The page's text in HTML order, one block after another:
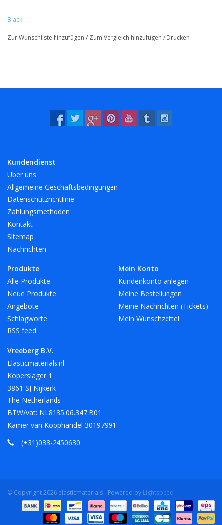
Die Preise verstehen sich exklusive Mehrwertsteuer.
- UV-beständig: Für den Außenbereich geeignet. Dies gilt für alle
Black
Zur Wunschliste hinzufügen / Zum Vergleich hinzufügen / Drucken
Kundendienst
Über uns
Allgemeine Geschäftsbedingungen
Datenschutzrichtlinie
Zahlungsmethoden
Kontakt
Sitemap
Nachrichten
Produkte
Alle Produkte
Neue Produkte
Angebote
Schlagworte
RSS feed
Mein Konto
Kundenkonto anlegen
Meine Bestellungen
Meine Nachrichten (Tickets)
Mein Wunschzettel
Vreeberg B.V.
Elasticmaterials.nl
Koperslager 1
3861 SJ Nijkerk
The Netherlands
BTW/vat: NL8135.06.347.B01
Kamer van Koophandel 30197991
(+31)033-2450630
© Copyright 2026 elasticmaterials - Powered by Lightspeed